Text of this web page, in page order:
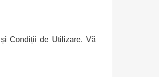
Condiții de Utilizare. Vă